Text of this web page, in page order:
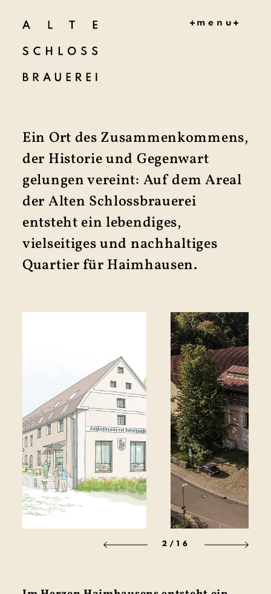
menu
AKTUELL
ES
NTE
PROJEKT
TEAM
Ein Ort des Zusammen­kommens,
der Historie und Gegenwart
gelungen vereint: Auf dem Areal
der Alten Schloss­brau­erei
entsteht ein lebendiges,
vielseitiges und nach­haltiges
Quartier für Haimhausen.
2 /16